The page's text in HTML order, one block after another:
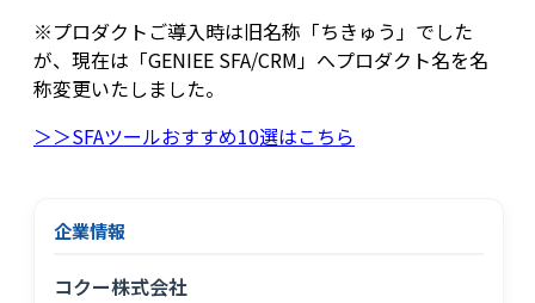
※プロダクトご導入時は旧名称「ちきゅう」でした
が、現在は「GENIEE SFA/CRM」へプロダクト名を名
称変更いたしました。
＞＞SFAツールおすすめ10選はこちら
企業情報
コクー株式会社